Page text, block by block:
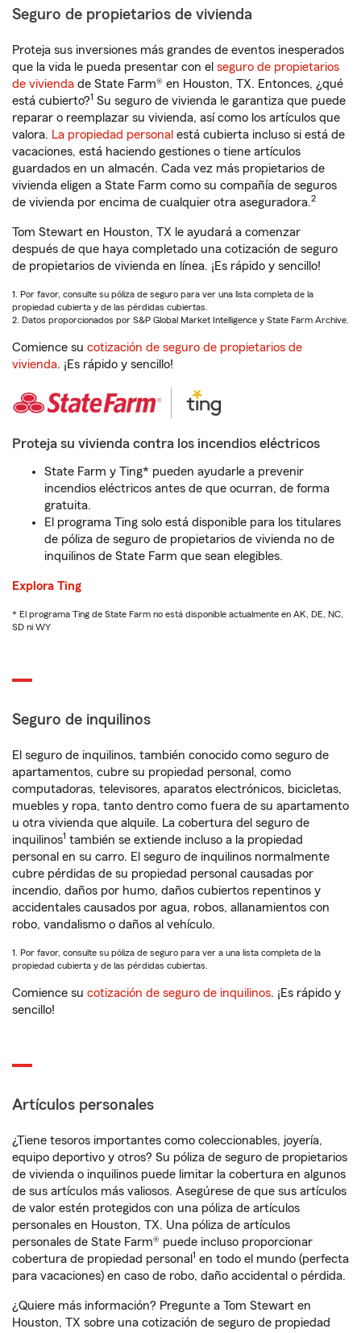
Seguro de propietarios de vivienda
Proteja sus inversiones más grandes de eventos inesperados
que la vida le pueda presentar con el seguro de propietarios
de vivienda de State Farm® en Houston, TX. Entonces, ¿qué
está cubierto?1 Su seguro de vivienda le garantiza que puede
reparar o reemplazar su vivienda, así como los artículos que
valora. La propiedad personal está cubierta incluso si está de
vacaciones, está haciendo gestiones o tiene artículos
guardados en un almacén. Cada vez más propietarios de
vivienda eligen a State Farm como su compañía de seguros
de vivienda por encima de cualquier otra aseguradora.2
Tom Stewart en Houston, TX le ayudará a comenzar
después de que haya completado una cotización de seguro
de propietarios de vivienda en línea. ¡Es rápido y sencillo!
1. Por favor, consulte su póliza de seguro para ver una lista completa de la
propiedad cubierta y de las pérdidas cubiertas.
2. Datos proporcionados por S&P Global Market Intelligence y State Farm Archive.
Comience su cotización de seguro de propietarios de
vivienda. ¡Es rápido y sencillo!
Proteja su vivienda contra los incendios eléctricos
State Farm y Ting* pueden ayudarle a prevenir
incendios eléctricos antes de que ocurran, de forma
gratuita.
El programa Ting solo está disponible para los titulares
de póliza de seguro de propietarios de vivienda no de
inquilinos de State Farm que sean elegibles.
Explora Ting
* El programa Ting de State Farm no está disponible actualmente en AK, DE, NC,
SD ni WY
Seguro de inquilinos
El seguro de inquilinos, también conocido como seguro de
apartamentos, cubre su propiedad personal, como
computadoras, televisores, aparatos electrónicos, bicicletas,
muebles y ropa, tanto dentro como fuera de su apartamento
u otra vivienda que alquile. La cobertura del seguro de
inquilinos1 también se extiende incluso a la propiedad
personal en su carro. El seguro de inquilinos normalmente
cubre pérdidas de su propiedad personal causadas por
incendio, daños por humo, daños cubiertos repentinos y
accidentales causados por agua, robos, allanamientos con
robo, vandalismo o daños al vehículo.
1. Por favor, consulte su póliza de seguro para ver a una lista completa de la
propiedad cubierta y de las pérdidas cubiertas.
Comience su cotización de seguro de inquilinos. ¡Es rápido y
sencillo!
Artículos personales
¿Tiene tesoros importantes como coleccionables, joyería,
equipo deportivo y otros? Su póliza de seguro de propietarios
de vivienda o inquilinos puede limitar la cobertura en algunos
de sus artículos más valiosos. Asegúrese de que sus artículos
de valor estén protegidos con una póliza de artículos
personales en Houston, TX. Una póliza de artículos
personales de State Farm® puede incluso proporcionar
cobertura de propiedad personal 1 en todo el mundo (perfecta
para vacaciones) en caso de robo, daño accidental o pérdida.
¿Quiere más información? Pregunte a Tom Stewart en
Houston, TX sobre una cotización de seguro de propiedad